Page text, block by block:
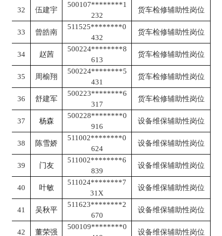
32 伍建宇
500107********1
232
货车检修辅助性岗位
33 曾皓南
511525********0
432
货车检修辅助性岗位
34 赵茜
500224********8
613
货车检修辅助性岗位
35 周榆翔
500224********5
431
货车检修辅助性岗位
36 舒建军
500223********6
317
货车检修辅助性岗位
37 杨森
500228********0
916
设备维保辅助性岗位
38 陈雪娇
511002********0
624
设备维保辅助性岗位
39 门友
511002********6
839
设备维保辅助性岗位
40 叶敏
511024********7
31X
设备维保辅助性岗位
41 吴秋平
511623********2
670
设备维保辅助性岗位
42 董荣强
500109********0
设备维保辅助性岗位